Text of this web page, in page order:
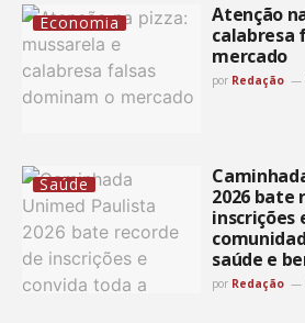
Economia
Atenção
calabresa
mercado
por Redação
Saúde
2026 bate
inscrições
saúde e
por Redação